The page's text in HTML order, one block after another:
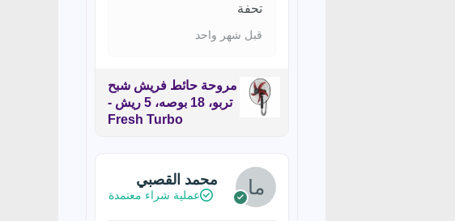
تحفة
قبل شهر واحد
مروحة حائط فريش شبح
تربو، 18 بوصه، 5 ريش -
Fresh Turbo
محمد القصبي
عملية شراء معتمدة